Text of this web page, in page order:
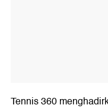
Tennis 360